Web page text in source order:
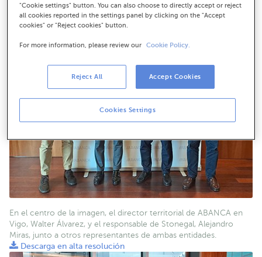
En el centro de la imagen, el director territorial de ABANCA en
Vigo, Walter Álvarez, y el responsable de Stonegal, Alejandro
Miras, junto a otros representantes de ambas entidades.
Descarga en alta resolución
"Cookie settings" button. You can also choose to directly accept or reject
all cookies reported in the settings panel by clicking on the "Accept
cookies" or "Reject cookies" button.
For more information, please review our Cookie Policy.
Cookies Settings
Reject All Accept Cookies